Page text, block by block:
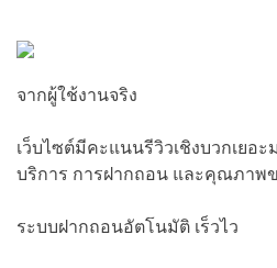
จากผู้ใช้งานจริง
เว็บไซต์มีคะแนนรีวิวเชิงบวกเยอะ
บริการ การฝากถอน และคุณภาพข
ระบบฝากถอนอัตโนมัติ เร็วไว